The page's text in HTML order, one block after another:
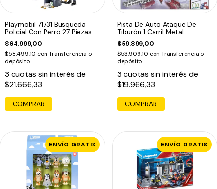
Playmobil 71731 Busqueda
Policial Con Perro 27 Piezas
Policía Con Perro
$64.999,00
$58.499,10 con Transferencia o
depósito
3 cuotas sin interés de
$21.666,33
Pista De Auto Ataque De
Tiburón 1 Carril Metal
Machines Verde
$59.899,00
$53.909,10 con Transferencia o
depósito
3 cuotas sin interés de
$19.966,33
ENVÍO GRATIS ENVÍO GRATIS